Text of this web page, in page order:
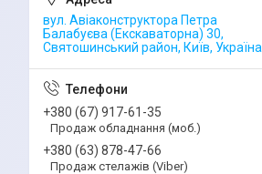
вул. Авіаконструктора Петра
Балабуєва (Екскаваторна) 30,
Святошинський район, Київ, Україна
+380 (67) 917-61-35
Продаж обладнання (моб.)
+380 (63) 878-47-66
Продаж стелажів (Viber)